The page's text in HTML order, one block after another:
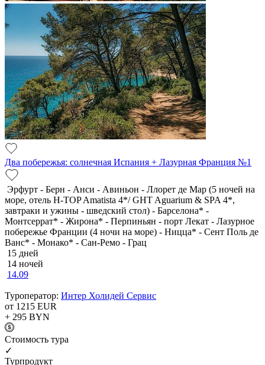
Два побережья: солнечная Испания + Лазурная Франция №1
Эрфурт - Берн - Анси - Авиньон - Ллорет де Мар (5 ночей на
море, отель H-TOP Amatista 4*/ GHT Aguarium & SPA 4*,
завтраки и ужины - шведский стол) - Барселона* -
Монтсеррат* - Жирона* - Перпиньян - порт Лекат - Лазурное
побережье Франции (4 ночи на море) - Ницца* - Сент Поль де
Ванс* - Монако* - Сан-Ремо - Грац
15 дней
14 ночей
14.09
Туроператор: Интер Холидей Сервис
от 1215 EUR
+ 295 BYN
Cтоимость тура
✓
Турпродукт